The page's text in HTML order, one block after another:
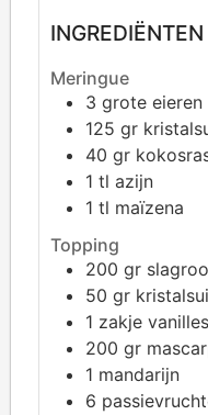
INGREDIËNTEN
Meringue
3 grote eieren
125 gr
40 gr
1 tl azijn
1 tl maïzena
Topping
200 gr
50 gr
1 zakje
200 gr
1 mandarijn
6